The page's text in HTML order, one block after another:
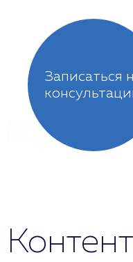
Записаться